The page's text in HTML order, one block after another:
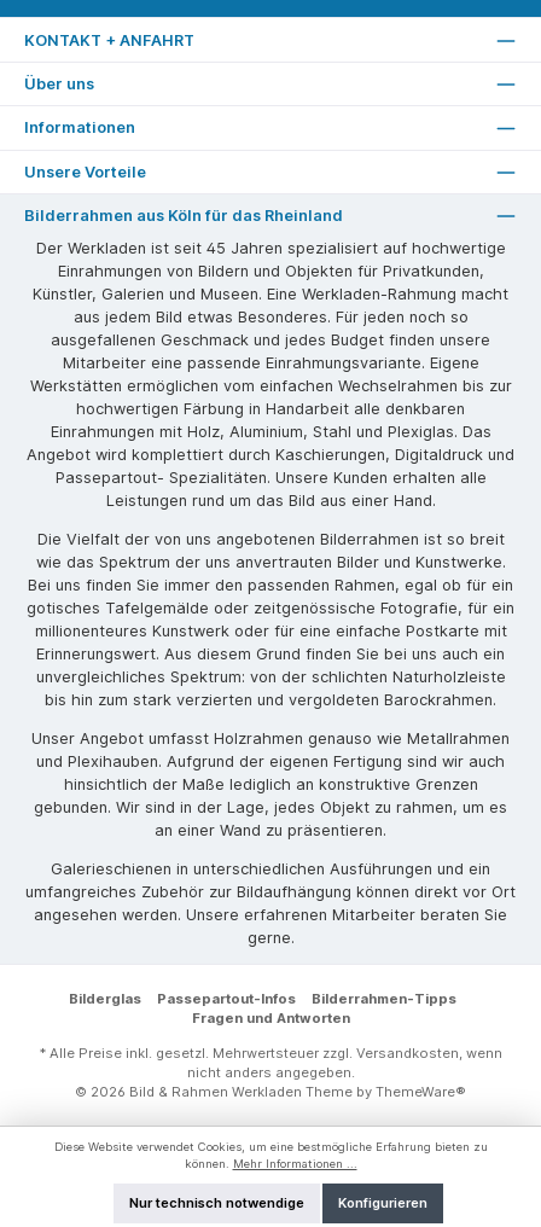
KONTAKT + ANFAHRT
Über uns
Informationen
Unsere Vorteile
Bilderrahmen aus Köln für das Rheinland
Der Werkladen ist seit 45 Jahren spezialisiert auf hochwertige
Einrahmungen von Bildern und Objekten für Privatkunden,
Künstler, Galerien und Museen. Eine Werkladen-Rahmung macht
aus jedem Bild etwas Besonderes. Für jeden noch so
ausgefallenen Geschmack und jedes Budget finden unsere
Mitarbeiter eine passende Einrahmungsvariante. Eigene
Werkstätten ermöglichen vom einfachen Wechselrahmen bis zur
hochwertigen Färbung in Handarbeit alle denkbaren
Einrahmungen mit Holz, Aluminium, Stahl und Plexiglas. Das
Angebot wird komplettiert durch Kaschierungen, Digitaldruck und
Passepartout- Spezialitäten. Unsere Kunden erhalten alle
Leistungen rund um das Bild aus einer Hand.
Die Vielfalt der von uns angebotenen Bilderrahmen ist so breit
wie das Spektrum der uns anvertrauten Bilder und Kunstwerke.
Bei uns finden Sie immer den passenden Rahmen, egal ob für ein
gotisches Tafelgemälde oder zeitgenössische Fotografie, für ein
millionenteures Kunstwerk oder für eine einfache Postkarte mit
Erinnerungswert. Aus diesem Grund finden Sie bei uns auch ein
unvergleichliches Spektrum: von der schlichten Naturholzleiste
bis hin zum stark verzierten und vergoldeten Barockrahmen.
Unser Angebot umfasst Holzrahmen genauso wie Metallrahmen
und Plexihauben. Aufgrund der eigenen Fertigung sind wir auch
hinsichtlich der Maße lediglich an konstruktive Grenzen
gebunden. Wir sind in der Lage, jedes Objekt zu rahmen, um es
an einer Wand zu präsentieren.
Galerieschienen in unterschiedlichen Ausführungen und ein
umfangreiches Zubehör zur Bildaufhängung können direkt vor Ort
angesehen werden. Unsere erfahrenen Mitarbeiter beraten Sie
gerne.
Bilderglas Passepartout-Infos
Bilderrahmen-Tipps
Fragen und Antworten
* Alle Preise inkl. gesetzl. Mehrwertsteuer zzgl. Versandkosten, wenn
nicht anders angegeben.
© 2026 Bild & Rahmen Werkladen Theme by ThemeWare®
Diese Website verwendet Cookies, um eine bestmögliche Erfahrung bieten zu
können.
Mehr Informationen ...
Nur technisch notwendige Konfigurieren